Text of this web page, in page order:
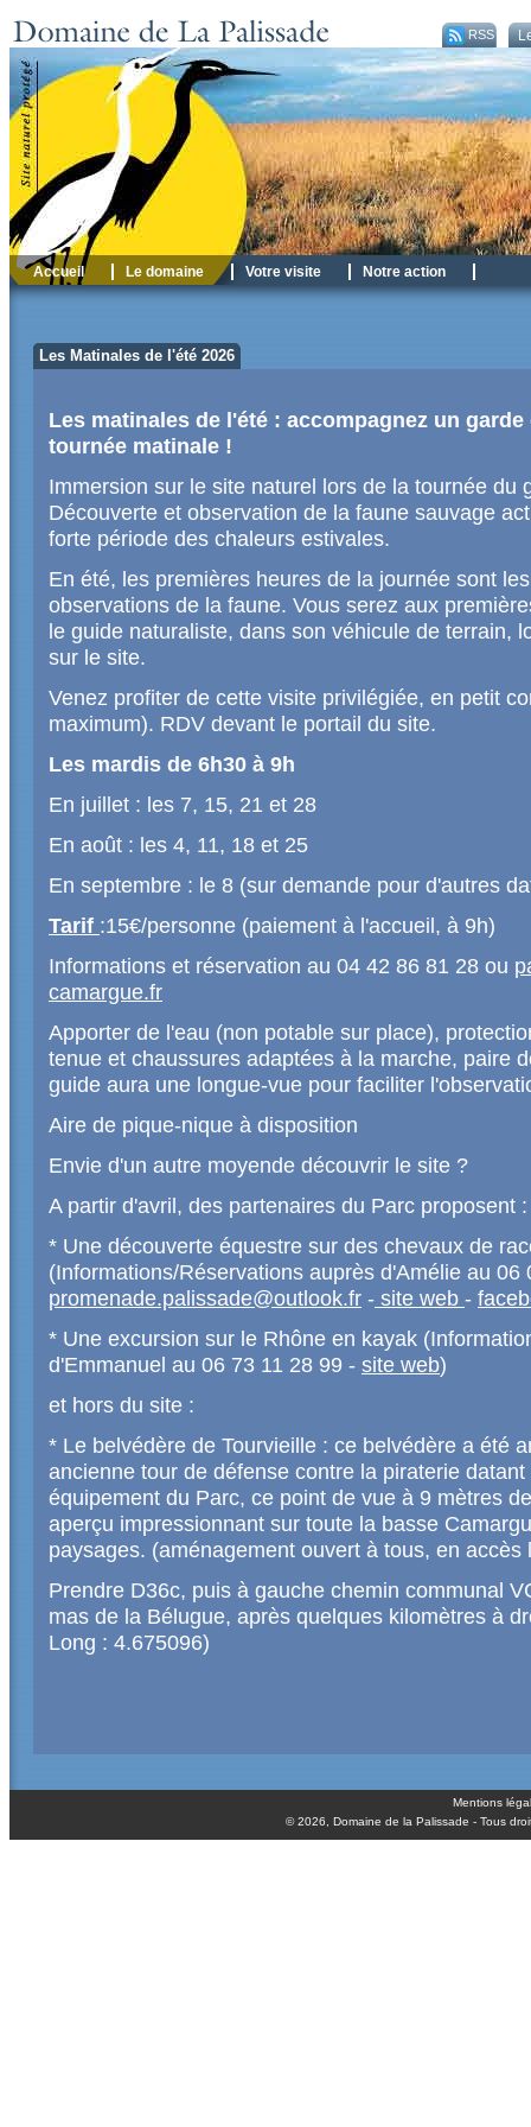
RSS
Accueil Le domaine Votre visite Notre action
Les Matinales de l'été 2026
Les matinales de l'été : accompagnez un
tournée matinale !
Immersion sur le site naturel lors de la tournée du
Découverte et observation de la faune sauvage
forte période des chaleurs estivales.
En été, les premières heures de la journée sont
observations de la faune. Vous serez aux
le guide naturaliste, dans son véhicule de terrain,
sur le site.
Venez profiter de cette visite privilégiée, en petit
maximum). RDV devant le portail du site.
Les mardis de 6h30 à 9h
En juillet : les 7, 15, 21 et 28
En août : les 4, 11, 18 et 25
En septembre : le 8 (sur demande pour d'autres
Tarif :15€/personne (paiement à l'accueil, à 9h)
Informations et réservation au 04 42 86 81 28 ou
camargue.fr
Apporter de l'eau (non potable sur place),
tenue et chaussures adaptées à la marche, paire
guide aura une longue-vue pour faciliter
Aire de pique-nique à disposition
Envie d'un autre moyende découvrir le site ?
A partir d'avril, des partenaires du Parc proposent :
* Une découverte équestre sur des chevaux de
(Informations/Réservations auprès d'Amélie au
promenade.palissade@outlook.fr - site web -
* Une excursion sur le Rhône en kayak
d'Emmanuel au 06 73 11 28 99 - site web)
et hors du site :
* Le belvédère de Tourvieille : ce belvédère a été
ancienne tour de défense contre la piraterie
équipement du Parc, ce point de vue à 9 mètres
aperçu impressionnant sur toute la basse
paysages. (aménagement ouvert à tous, en accès
Prendre D36c, puis à gauche chemin communal
mas de la Bélugue, après quelques kilomètres à
Long : 4.675096)
Mentions
© 2026, Domaine de la Palissade - Tous